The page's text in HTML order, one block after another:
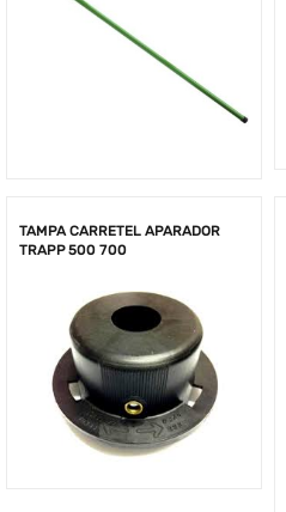
TAMPA CARRETEL APARADOR
TRAPP 500 700